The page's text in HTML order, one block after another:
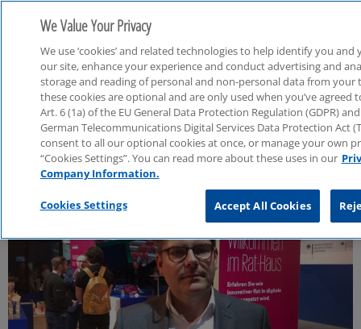
Öffentlicher Sektor
We Value Your Privacy
We use ‘cookies’ and related technologies to help identify you
our site, enhance your experience and conduct advertising and
storage and reading of personal and non-personal data from your
these cookies are optional and are only used when you’ve agreed
Art. 6 (1a) of the EU General Data Protection Regulation (GDPR)
German Telecommunications Digital Services Data Protection Act
consent to all our optional cookies at once, or manage your own
“Cookies Settings”. You can read more about these uses in our
Company Information.
Cookies Settings Accept All Cookies